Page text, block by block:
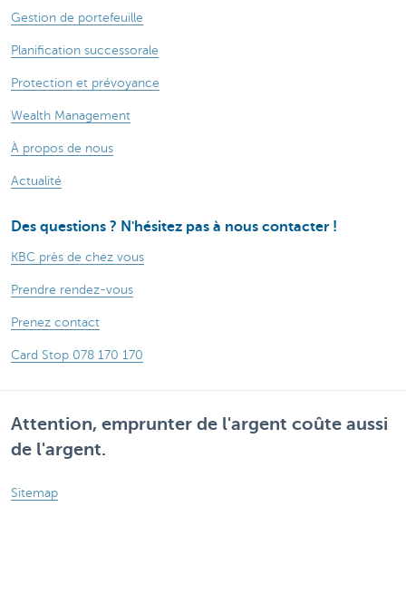
Gestion de portefeuille
Planification successorale
Protection et prévoyance
Wealth Management
À propos de nous
Actualité
Des questions ? N'hésitez pas à nous contacter !
KBC près de chez vous
Prendre rendez-vous
Prenez contact
Card Stop 078 170 170
Attention, emprunter de l'argent coûte aussi
de l'argent.
Sitemap